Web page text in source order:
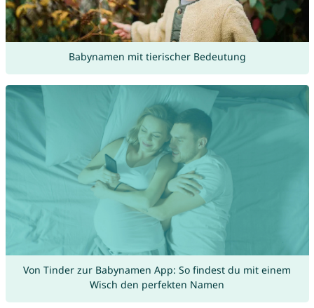
Babynamen mit tierischer Bedeutung
Von Tinder zur Babynamen App: So findest du mit einem
Wisch den perfekten Namen